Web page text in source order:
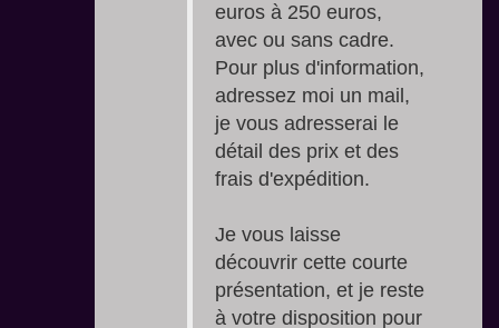
euros à 250 euros,
avec ou sans cadre.
Pour plus d'information,
adressez moi un mail,
je vous adresserai le
détail des prix et des
frais d'expédition.
Je vous laisse
découvrir cette courte
présentation, et je reste
à votre disposition pour